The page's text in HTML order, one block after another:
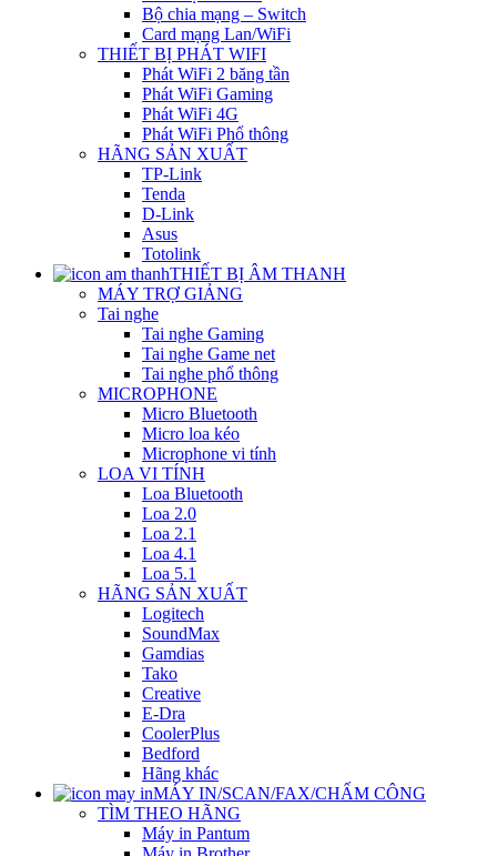
Bộ chia mạng – Switch
Card mạng Lan/WiFi
THIẾT BỊ PHÁT WIFI
Phát WiFi 2 băng tần
Phát WiFi Gaming
Phát WiFi 4G
Phát WiFi Phổ thông
HÃNG SẢN XUẤT
TP-Link
Tenda
D-Link
Asus
Totolink
THIẾT BỊ ÂM THANH
MÁY TRỢ GIẢNG
Tai nghe
Tai nghe Gaming
Tai nghe Game net
Tai nghe phổ thông
MICROPHONE
Micro Bluetooth
Micro loa kéo
Microphone vi tính
LOA VI TÍNH
Loa Bluetooth
Loa 2.0
Loa 2.1
Loa 4.1
Loa 5.1
HÃNG SẢN XUẤT
Logitech
SoundMax
Gamdias
Tako
Creative
E-Dra
CoolerPlus
Bedford
Hãng khác
MÁY IN/SCAN/FAX/CHẤM CÔNG
TÌM THEO HÃNG
Máy in Pantum